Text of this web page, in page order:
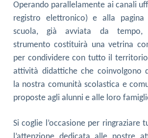
Operando parallelamente ai canali
registro elettronico) e alla pagina
scuola, già avviata da tempo,
strumento costituirà una vetrina
per condividere con tutto il
attività didattiche che coinvolgono
la nostra comunità scolastica e
proposte agli alunni e alle loro
Si coglie l’occasione per ringraziare